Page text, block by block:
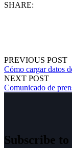
SHARE:
PREVIOUS POST
Cómo cargar datos
NEXT POST
Comunicado de
Subscribe